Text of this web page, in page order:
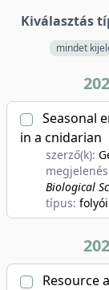
Kiválasztás
mindet
Seasonal
in a cnidarian
szerző(k):
Biological
típus:
Resource